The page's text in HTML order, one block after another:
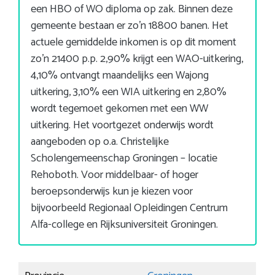
een HBO of WO diploma op zak. Binnen deze
gemeente bestaan er zo’n 18800 banen. Het
actuele gemiddelde inkomen is op dit moment
zo’n 21400 p.p. 2,90% krijgt een WAO-uitkering,
4,10% ontvangt maandelijks een Wajong
uitkering, 3,10% een WIA uitkering en 2,80%
wordt tegemoet gekomen met een WW
uitkering. Het voortgezet onderwijs wordt
aangeboden op o.a. Christelijke
Scholengemeenschap Groningen – locatie
Rehoboth. Voor middelbaar- of hoger
beroepsonderwijs kun je kiezen voor
bijvoorbeeld Regionaal Opleidingen Centrum
Alfa-college en Rijksuniversiteit Groningen.